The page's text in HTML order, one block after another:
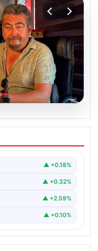
ceza almıştı…
▲ +0.18%
▲ +0.32%
▲ +2.59%
▲ +0.10%